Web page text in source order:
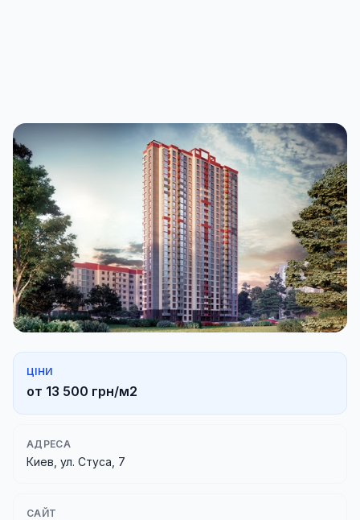
ЦІНИ
от 13 500 грн/м2
АДРЕСА
Киев, ул. Стуса, 7
САЙТ